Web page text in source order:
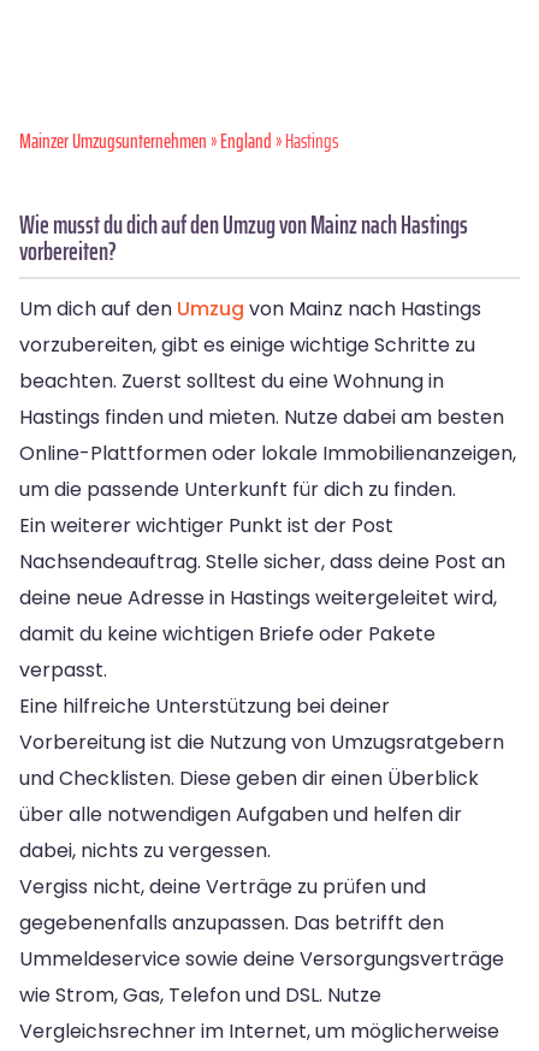
Mainzer Umzugsunternehmen»England» Hastings
Wie musst du dich auf den Umzug von Mainz nach Hastings
vorbereiten?
Um dich auf den Umzug von Mainz nach Hastings
vorzubereiten, gibt es einige wichtige Schritte zu
beachten. Zuerst solltest du eine Wohnung in
Hastings finden und mieten. Nutze dabei am besten
Online-Plattformen oder lokale Immobilienanzeigen,
um die passende Unterkunft für dich zu finden.
Ein weiterer wichtiger Punkt ist der Post
Nachsendeauftrag. Stelle sicher, dass deine Post an
deine neue Adresse in Hastings weitergeleitet wird,
damit du keine wichtigen Briefe oder Pakete
verpasst.
Eine hilfreiche Unterstützung bei deiner
Vorbereitung ist die Nutzung von Umzugsratgebern
und Checklisten. Diese geben dir einen Überblick
über alle notwendigen Aufgaben und helfen dir
dabei, nichts zu vergessen.
Vergiss nicht, deine Verträge zu prüfen und
gegebenenfalls anzupassen. Das betrifft den
Ummeldeservice sowie deine Versorgungsverträge
wie Strom, Gas, Telefon und DSL. Nutze
Vergleichsrechner im Internet, um möglicherweise